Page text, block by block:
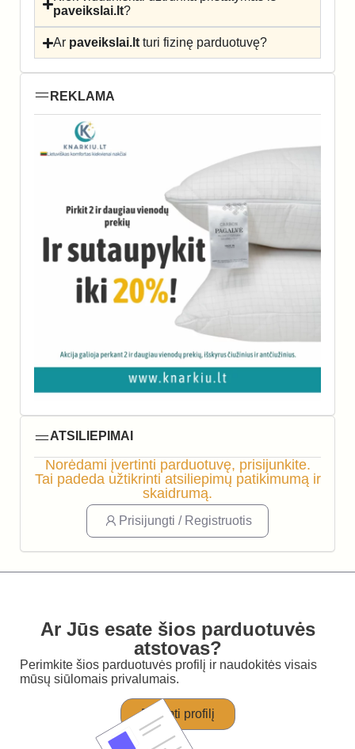
paveikslai.lt?
Ar paveikslai.lt turi fizinę parduotuvę?
REKLAMA
ATSILIEPIMAI
Norėdami įvertinti parduotuvę, prisijunkite.
Tai padeda užtikrinti atsiliepimų patikimumą ir
skaidrumą.
Prisijungti / Registruotis
Ar Jūs esate šios parduotuvės
atstovas?
Perimkite šios parduotuvės profilį ir naudokitės visais
mūsų siūlomais privalumais.
Perimti profilį